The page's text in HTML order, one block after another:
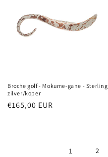
Broche golf - Mokume-gane - Sterling
zilver/koper
Normale
€165,00 EUR
1 2